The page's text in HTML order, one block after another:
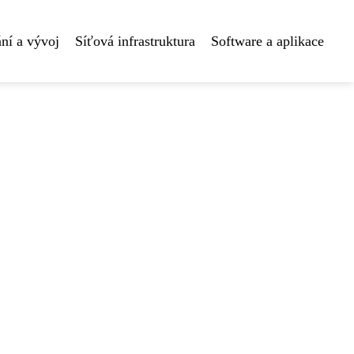
a vývoj Síťová infrastruktura Software a aplikace